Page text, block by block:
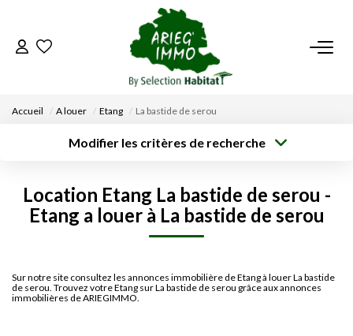
ACCUEIL
DÉPOSEZ VOTRE RECHERCHE
Accueil A louer Etang La bastide de serou
Modifier les critères de recherche
Sélectionnez...
Type de bien
Surface min
Location Etang La bastide de serou -
Etang a louer à La bastide de serou
Sur notre site consultez les annonces immobilière de Etang à louer La bastide
de serou. Trouvez votre Etang sur La bastide de serou grâce aux annonces
immobilières de ARIEGIMMO.